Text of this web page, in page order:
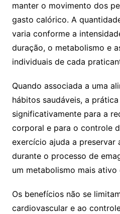
manter o movimento dos
gasto calórico. A
varia conforme a
duração, o metabolismo e
individuais de cada
Quando associada a uma
hábitos saudáveis, a
significativamente para a
corporal e para o controle
exercício ajuda a preservar
durante o processo de
um metabolismo mais ativo
Os benefícios não se
cardiovascular e ao